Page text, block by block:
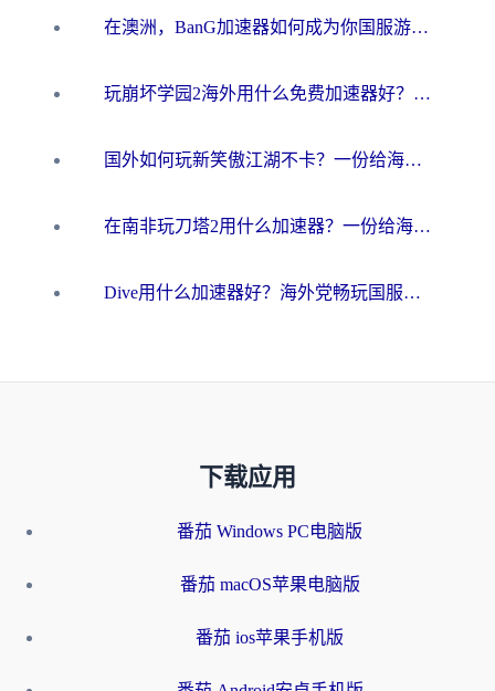
在澳洲，BanG加速器如何成为你国服游戏的“时光机”？
玩崩坏学园2海外用什么免费加速器好？2026海外党亲测国服游戏加速指南
国外如何玩新笑傲江湖不卡？一份给海外游子的终极网络指南
在南非玩刀塔2用什么加速器？一份给海外游子的终极生存指南
Dive用什么加速器好？海外党畅玩国服游戏的终极避坑指南
下载应用
番茄 Windows PC电脑版
番茄 macOS苹果电脑版
番茄 ios苹果手机版